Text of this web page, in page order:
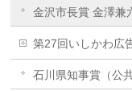
金沢市長賞 金澤兼
第27回いしかわ広
石川県知事賞（公